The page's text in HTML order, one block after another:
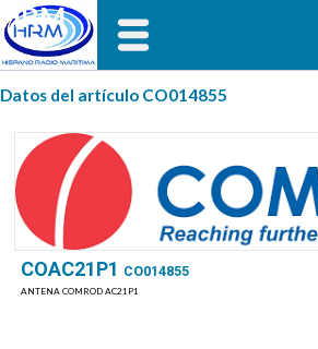
HRM
Datos del artículo CO014855
COAC21P1 CO014855
ANTENA COMROD AC21P1